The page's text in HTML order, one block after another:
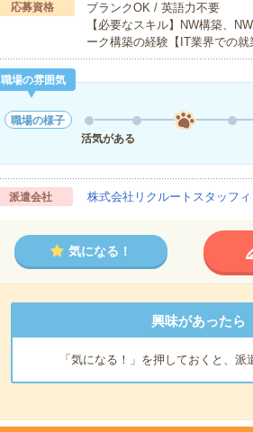
応募資格
ブランクOK / 英語力不要
【必要なスキル】NW構築、
ーク構築の経験【IT業界での
職場の雰囲気
職場の様子
活気がある
派遣会社 株式会社リクルートスタッフ
気になる！
興味があったら
「気になる！」を押しておくと、派